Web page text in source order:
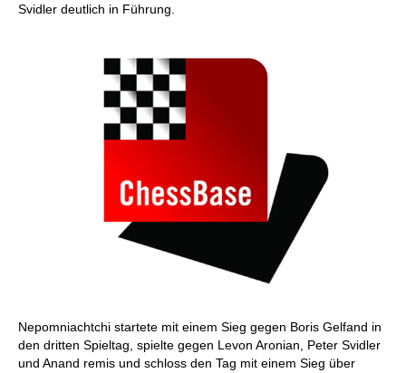
Svidler deutlich in Führung.
Nepomniachtchi startete mit einem Sieg gegen Boris Gelfand in
den dritten Spieltag, spielte gegen Levon Aronian, Peter Svidler
und Anand remis und schloss den Tag mit einem Sieg über